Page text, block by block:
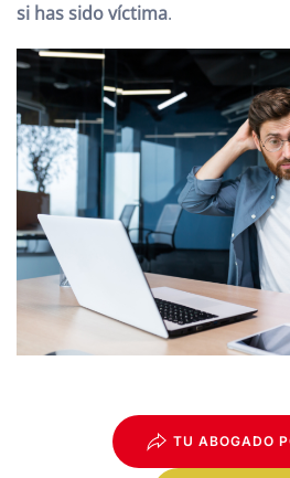
si has sido víctima.
TU ABOGADO